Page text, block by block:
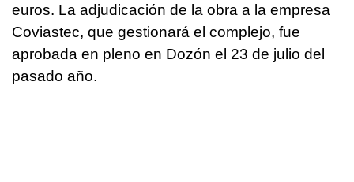
euros. La adjudicación de la obra a la empresa
Coviastec, que gestionará el complejo, fue
aprobada en pleno en Dozón el 23 de julio del
pasado año.